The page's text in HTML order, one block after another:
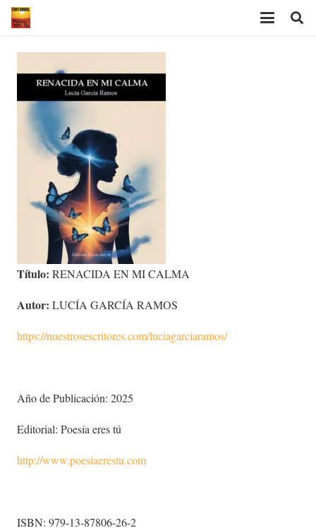
Título: RENACIDA EN MI CALMA
Autor: LUCÍA GARCÍA RAMOS
https://nuestrosescritores.com/luciagarciaramos/
Año de Publicación: 2025
Editorial: Poesía eres tú
http://www.poesiaerestu.com
ISBN: 979-13-87806-26-2